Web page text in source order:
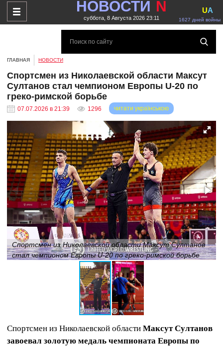
НОВОСТИ N
суббота, 8 Августа 2026 23:11 1627 дней войны
UA
ГЛАВНАЯ НОВОСТИ
Спортсмен из Николаевской области Максут
Султанов стал чемпионом Европы U-20 по
греко-римской борьбе
07.07.2026 в 21:39 1296 читати українською
Спортсмен из Николаевской области Максут Султанов
стал чемпионом Европы U-20 по греко-римской борьбе
Спортсмен из Николаевской области Максут Султанов
завоевал золотую медаль чемпионата Европы по